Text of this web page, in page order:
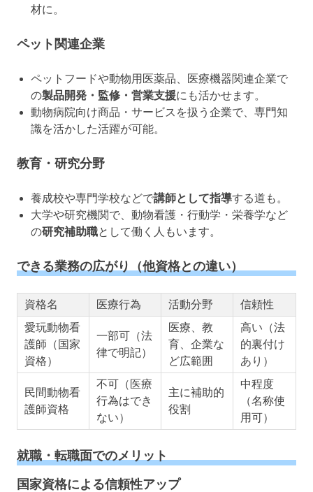
材に。
ペット関連企業
ペットフードや動物用医薬品、医療機器関連企業で
の製品開発・監修・営業支援にも活かせます。
動物病院向け商品・サービスを扱う企業で、専門知
識を活かした活躍が可能。
教育・研究分野
養成校や専門学校などで講師として指導する道も。
大学や研究機関で、動物看護・行動学・栄養学など
の研究補助職として働く人もいます。
できる業務の広がり（他資格との違い）
資格名 医療行為 活動分野
信頼性
愛玩動物看
護師（国家
資格）
一部可（法
律で明記）
医療、教
育、企業な
ど広範囲
高い（法
的裏付け
あり）
民間動物看
護師資格
不可（医療
行為はでき
ない）
主に補助的
役割
中程度
（名称使
用可）
就職・転職面でのメリット
国家資格による信頼性アップ